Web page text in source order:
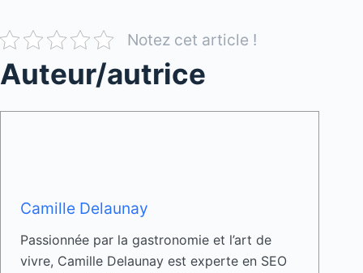
Notez cet article !
Auteur/autrice
Camille Delaunay
Passionnée par la gastronomie et l’art de
vivre, Camille Delaunay est experte en SEO